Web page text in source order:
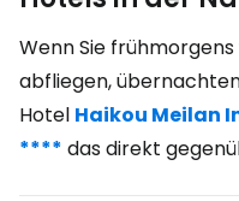
Wenn Sie
abfliegen,
Hotel Haikou Meilan
**** das direkt